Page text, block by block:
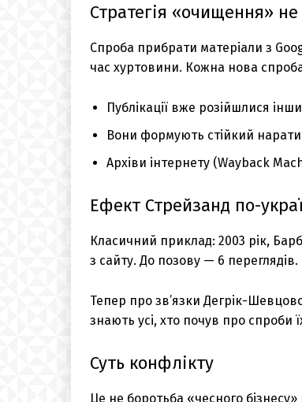
Стратегія «очищення»
Спроба прибрати матеріали з
час хуртовини. Кожна нова
Публікації вже розійшлися
Вони формують стійкий
Архіви інтернету (Wayback
Ефект Стрейзанд по-
Класичний приклад: 2003 рік,
з сайту. До позову — 6
Тепер про зв’язки Дегрік-
знають усі, хто почув про спроби
Суть конфлікту
Це не боротьба «чесного